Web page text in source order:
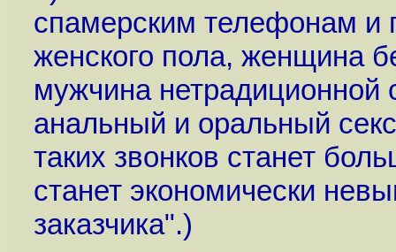
спамерским телефонам и
женского пола, женщина
мужчина нетрадиционной
анальный и оральный
таких звонков станет
станет экономически
заказчика".)